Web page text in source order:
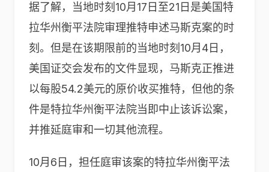
据了解，当地时刻10月17日至21日是美国特
拉华州衡平法院审理推特申述马斯克案的时
刻。但是在该期限前的当地时刻10月4日，
美国证交会发布的文件显现，马斯克正推进
以每股54.2美元的原价收买推特，但他的条
件是特拉华州衡平法院当即中止该诉讼案，
并推延庭审和一切其他流程。
10月6日，担任庭审该案的特拉华州衡平法